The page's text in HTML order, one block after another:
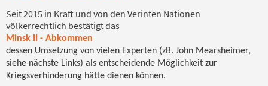
Seit 2015 in Kraft und von den Verinten Nationen
völkerrechtlich bestätigt das
Minsk II - Abkommen
dessen Umsetzung von vielen Experten (zB. John Mearsheimer,
siehe nächste Links) als entscheidende Möglichkeit zur
Kriegsverhinderung hätte dienen können.